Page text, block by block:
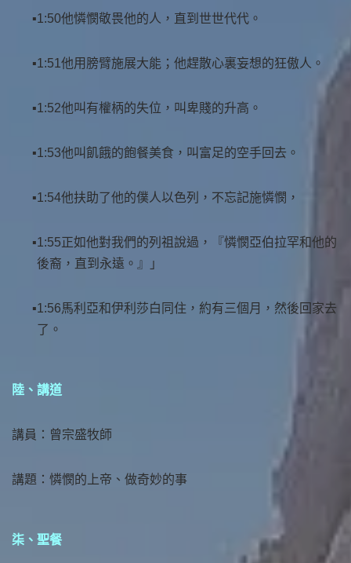
1:50他憐憫敬畏他的人，直到世世代代。
1:51他用膀臂施展大能；他趕散心裏妄想的狂傲人。
1:52他叫有權柄的失位，叫卑賤的升高。
1:53他叫飢餓的飽餐美食，叫富足的空手回去。
1:54他扶助了他的僕人以色列，不忘記施憐憫，
1:55正如他對我們的列祖說過，『憐憫亞伯拉罕和他的
後裔，直到永遠。』」
1:56馬利亞和伊利莎白同住，約有三個月，然後回家去
了。
陸、講道
講員：曾宗盛牧師
講題：憐憫的上帝、做奇妙的事
柒、聖餐